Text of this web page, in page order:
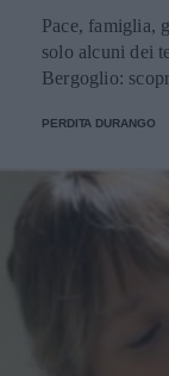
Pace, famiglia,
solo alcuni dei
Bergoglio:
PERDITA DURANGO